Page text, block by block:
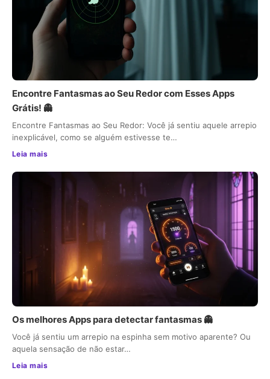
Encontre Fantasmas ao Seu Redor com Esses Apps
Grátis! 👻
Encontre Fantasmas ao Seu Redor: Você já sentiu aquele arrepio
inexplicável, como se alguém estivesse te…
Leia mais
Os melhores Apps para detectar fantasmas 👻
Você já sentiu um arrepio na espinha sem motivo aparente? Ou
aquela sensação de não estar…
Leia mais